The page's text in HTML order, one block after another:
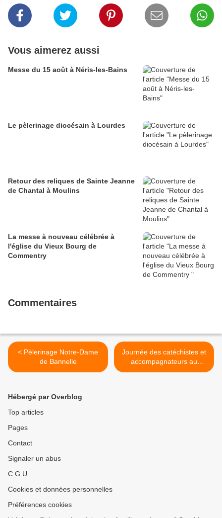
Vous aimerez aussi
Messe du 15 août à Néris-les-Bains
Le pèlerinage diocésain à Lourdes
Retour des reliques de Sainte Jeanne
de Chantal à Moulins
La messe à nouveau célébrée à
l'église du Vieux Bourg de
Commentry
Commentaires
< Pèlerinage Notre-Dame
de Bannelle
Journée des catéchistes et
accompagnateurs au
catéchuménat >
Hébergé par Overblog
Top articles
Pages
Contact
Signaler un abus
C.G.U.
Cookies et données personnelles
Préférences cookies